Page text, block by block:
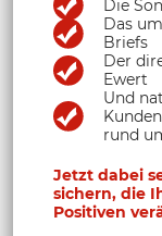
Die
Das
Briefs
Der
Ewert
Und
rund
Jetzt dabei
sichern, die
Positiven